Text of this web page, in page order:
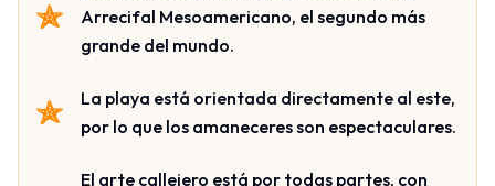
Arrecifal Mesoamericano, el segundo más
grande del mundo.
La playa está orientada directamente al este,
por lo que los amaneceres son espectaculares.
El arte callejero está por todas partes, con